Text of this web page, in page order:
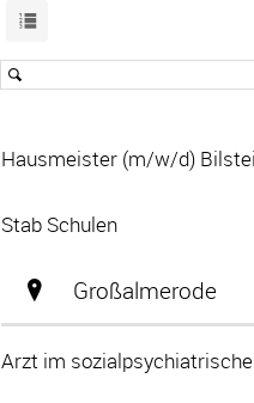
Hausmeister (m/w/d)
Stab Schulen
Großalmerode
Arzt im